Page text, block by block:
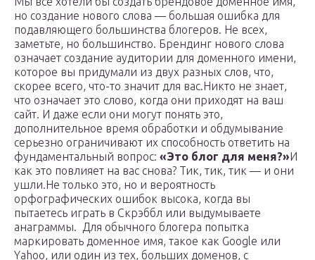
но создание нового слова — большая ошибка для
подавляющего большинства блогеров. Не всех,
заметьте, но большинство. Брендинг нового слова
означает создание аудитории для доменного имени,
которое вы придумали из двух разных слов, что,
скорее всего, что-то значит для вас.Никто не знает,
что означает это слово, когда они приходят на ваш
сайт. И даже если они могут понять это,
дополнительное время обработки и обдумывание
серьезно ограничивают их способность ответить на
фундаментальный вопрос: «Это блог для меня?»И
как это повлияет на вас снова? Тик, тик, тик — и они
ушли.Не только это, но и вероятность
орфографических ошибок высока, когда вы
пытаетесь играть в Скрэббл или выдумываете
анаграммы. Для обычного блогера попытка
маркировать доменное имя, такое как Google или
Yahoo, или один из тех, больших доменов, с